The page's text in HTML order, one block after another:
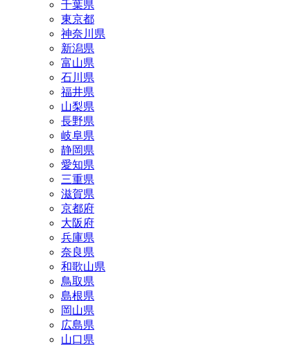
千葉県
東京都
神奈川県
新潟県
富山県
石川県
福井県
山梨県
長野県
岐阜県
静岡県
愛知県
三重県
滋賀県
京都府
大阪府
兵庫県
奈良県
和歌山県
鳥取県
島根県
岡山県
広島県
山口県